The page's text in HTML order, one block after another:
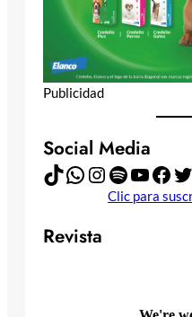
Publicidad
Social Media
TikTok WhatsApp Instagram Spotify YouTube Facebook Twitter
Clic para
Revista